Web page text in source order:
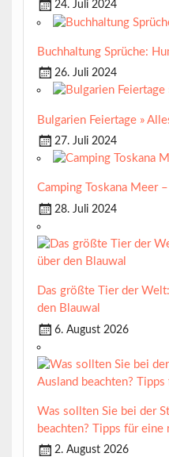
24. Juli 2024
Buchhaltung Sprüche:
26. Juli 2024
Bulgarien Feiertage »
27. Juli 2024
Camping Toskana Meer
28. Juli 2024
Das größte Tier der
den Blauwal
6. August 2026
Was sollten Sie bei der
beachten? Tipps für eine
2. August 2026